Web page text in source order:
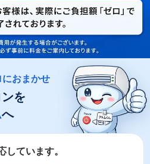
ルでカンタン依頼
LINEで回収依頼
おまかせ
を
へ
ています。